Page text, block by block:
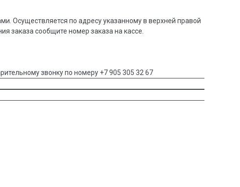
Осуществляется по адресу указанному в верхней правой
заказа сообщите номер заказа на кассе.
звонку по номеру +7 905 305 32 67